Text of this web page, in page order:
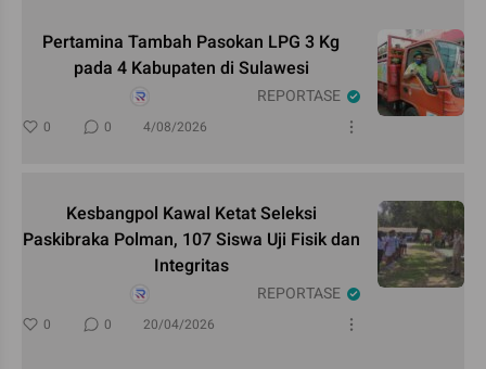
Pertamina Tambah Pasokan LPG 3 Kg
pada 4 Kabupaten di Sulawesi
REPORTASE
0 0 4/08/2026
Kesbangpol Kawal Ketat Seleksi
Paskibraka Polman, 107 Siswa Uji Fisik dan
Integritas
REPORTASE
0 0 20/04/2026